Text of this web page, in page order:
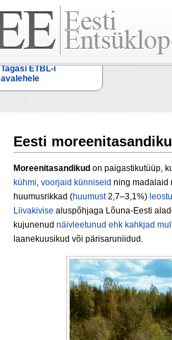
Tagasi ETBL-i
avalehele
Eesti
Moreenitasandikud on paigastikutüüp,
kühmi, voorjaid künniseid ning madalaid
huumusrikkad (huumust2,7–3,1%)
Liivakivise aluspõhjaga Lõuna-Eesti
kujunenud näivleetunud ehk kahkjad
laanekuusikud või pärisaruniidud.